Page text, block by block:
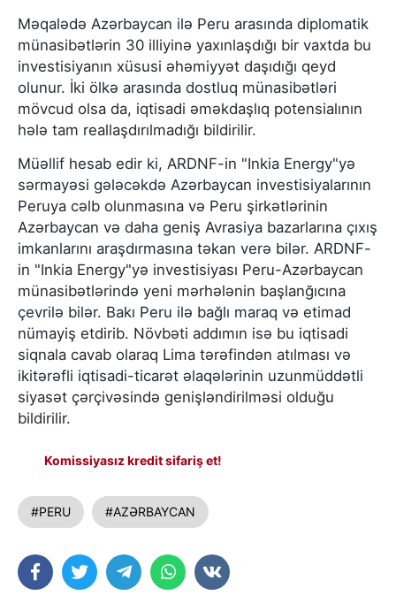
Məqalədə Azərbaycan ilə Peru arasında diplomatik
münasibətlərin 30 illiyinə yaxınlaşdığı bir vaxtda bu
investisiyanın xüsusi əhəmiyyət daşıdığı qeyd
olunur. İki ölkə arasında dostluq münasibətləri
mövcud olsa da, iqtisadi əməkdaşlıq potensialının
hələ tam reallaşdırılmadığı bildirilir.
Müəllif hesab edir ki, ARDNF-in "Inkia Energy"yə
sərmayəsi gələcəkdə Azərbaycan investisiyalarının
Peruya cəlb olunmasına və Peru şirkətlərinin
Azərbaycan və daha geniş Avrasiya bazarlarına çıxış
imkanlarını araşdırmasına təkan verə bilər. ARDNF-
in "Inkia Energy"yə investisiyası Peru-Azərbaycan
münasibətlərində yeni mərhələnin başlanğıcına
çevrilə bilər. Bakı Peru ilə bağlı maraq və etimad
nümayiş etdirib. Növbəti addımın isə bu iqtisadi
siqnala cavab olaraq Lima tərəfindən atılması və
ikitərəfli iqtisadi-ticarət əlaqələrinin uzunmüddətli
siyasət çərçivəsində genişləndirilməsi olduğu
bildirilir.
Komissiyasız kredit sifariş et!
#PERU #AZƏRBAYCAN